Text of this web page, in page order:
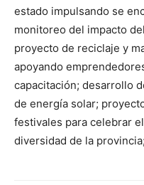
estado impulsando se
monitoreo del impacto
proyecto de reciclaje y
apoyando
capacitación; desarrollo
de energía solar;
festivales para celebrar
diversidad de la